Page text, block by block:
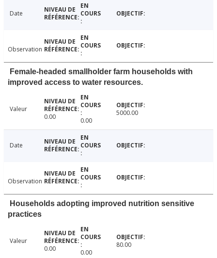
Date
Observation
Female-headed smallholder farm households with
improved access to water resources.
Valeur
0.00
0.00
5000.00
Date
Observation
Households adopting improved nutrition sensitive
practices
Valeur
0.00
0.00
80.00